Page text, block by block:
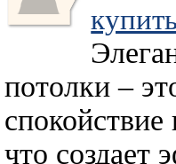
потолки –
что создает